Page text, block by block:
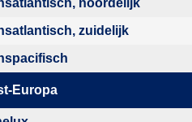
noordelijk
zuidelijk
Europa